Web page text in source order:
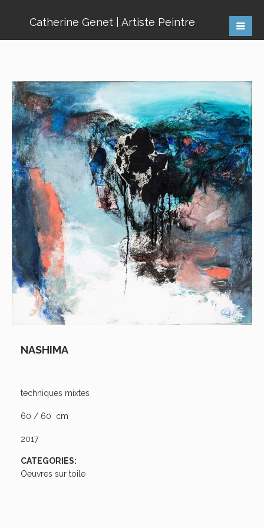
Catherine Genet | Artiste Peintre
NASHIMA
techniques mixtes
60 / 60 cm
2017
CATEGORIES:
Oeuvres sur toile